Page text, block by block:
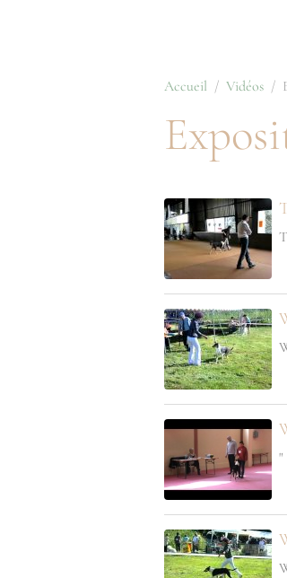
Accueil Vidéos
"